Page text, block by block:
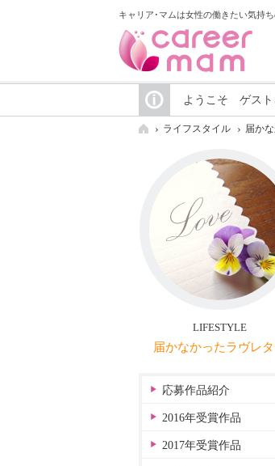
キャリア･マムは女性の働きたい気持
ようこそ ゲスト
ライフスタイル 届か
LIFESTYLE
届かなかったラヴレ
応募作品紹介
2016年受賞作品
2017年受賞作品